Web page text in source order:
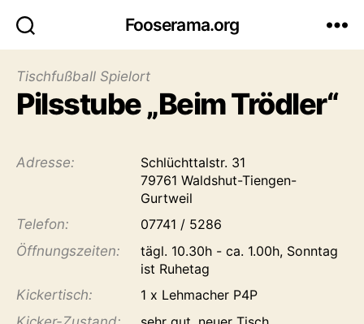
Fooserama.org
Tischfußball Spielort
Pilsstube „Beim Trödler“
Adresse:
Schlüchttalstr. 31
79761 Waldshut-Tiengen-
Gurtweil
Telefon:
07741 / 5286
Öffnungs­zeiten:
tägl. 10.30h - ca. 1.00h, Sonntag
ist Ruhetag
Kicker­tisch:
1 x Lehmacher P4P